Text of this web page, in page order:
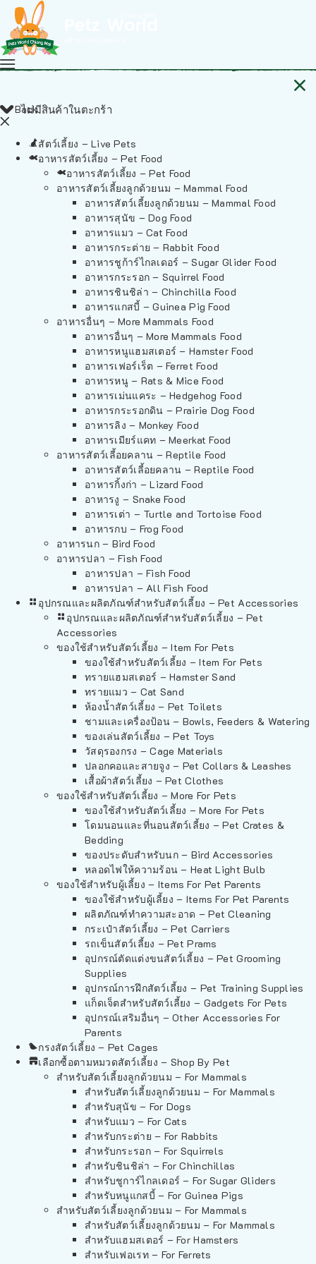
ไม่มีสินค้าในตะกร้า
Back
สัตว์เลี้ยง – Live Pets
อาหารสัตว์เลี้ยง – Pet Food
อาหารสัตว์เลี้ยง – Pet Food
อาหารสัตว์เลี้ยงลูกด้วยนม – Mammal Food
อาหารสัตว์เลี้ยงลูกด้วยนม – Mammal Food
อาหารสุนัข – Dog Food
อาหารแมว – Cat Food
อาหารกระต่าย – Rabbit Food
อาหารชูก้าร์ไกลเดอร์ – Sugar Glider Food
อาหารกระรอก – Squirrel Food
อาหารชินชิล่า – Chinchilla Food
อาหารแกสบี้ – Guinea Pig Food
อาหารอื่นๆ – More Mammals Food
อาหารอื่นๆ – More Mammals Food
อาหารหนูแฮมสเตอร์ – Hamster Food
อาหารเฟอร์เร็ต – Ferret Food
อาหารหนู – Rats & Mice Food
อาหารเม่นแคระ – Hedgehog Food
อาหารกระรอกดิน – Prairie Dog Food
อาหารลิง – Monkey Food
อาหารเมียร์แคท – Meerkat Food
อาหารสัตว์เลี้อยคลาน – Reptile Food
อาหารสัตว์เลี้อยคลาน – Reptile Food
อาหารกิ้งก่า – Lizard Food
อาหารงู – Snake Food
อาหารเต่า – Turtle and Tortoise Food
อาหารกบ – Frog Food
อาหารนก – Bird Food
อาหารปลา – Fish Food
อาหารปลา – Fish Food
อาหารปลา – All Fish Food
อุปกรณและผลิตภัณฑ์สำหรับสัตว์เลี้ยง – Pet Accessories
อุปกรณและผลิตภัณฑ์สำหรับสัตว์เลี้ยง – Pet
Accessories
ของใช้สำหรับสัตว์เลี้ยง – Item For Pets
ของใช้สำหรับสัตว์เลี้ยง – Item For Pets
ทรายแฮมสเตอร์ – Hamster Sand
ทรายแมว – Cat Sand
ห้องน้ำสัตว์เลี้ยง – Pet Toilets
ชามและเครื่องป้อน – Bowls, Feeders & Watering
ของเล่นสัตว์เลี้ยง – Pet Toys
วัสดุรองกรง – Cage Materials
ปลอกคอและสายจูง – Pet Collars & Leashes
เสื้อผ้าสัตว์เลี้ยง – Pet Clothes
ของใช้สำหรับสัตว์เลี้ยง – More For Pets
ของใช้สำหรับสัตว์เลี้ยง – More For Pets
โดมนอนและที่นอนสัตว์เลี้ยง – Pet Crates &
Bedding
ของประดับสำหรับนก – Bird Accessories
หลอดไฟให้ความร้อน – Heat Light Bulb
ของใช้สำหรับผู้เลี้ยง – Items For Pet Parents
ของใช้สำหรับผู้เลี้ยง – Items For Pet Parents
ผลิตภัณฑ์ทำความสะอาด – Pet Cleaning
กระเป๋าสัตว์เลี้ยง – Pet Carriers
รถเข็นสัตว์เลี้ยง – Pet Prams
อุปกรณ์ตัดแต่งขนสัตว์เลี้ยง – Pet Grooming
Supplies
อุปกรณ์การฝึกสัตว์เลี้ยง – Pet Training Supplies
แก็ดเจ็ตสำหรับสัตว์เลี้ยง – Gadgets For Pets
อุปกรณ์เสริมอื่นๆ – Other Accessories For
Parents
กรงสัตว์เลี้ยง – Pet Cages
เลือกซื้อตามหมวดสัตว์เลี้ยง – Shop By Pet
สำหรับสัตว์เลี้ยงลูกด้วยนม – For Mammals
สำหรับสัตว์เลี้ยงลูกด้วยนม – For Mammals
สำหรับสุนัข – For Dogs
สำหรับแมว – For Cats
สำหรับกระต่าย – For Rabbits
สำหรับกระรอก – For Squirrels
สำหรับชินชิล่า – For Chinchillas
สำหรับชูการ์ไกลเดอร์ – For Sugar Gliders
สำหรับหนูแกสบี้ – For Guinea Pigs
สำหรับสัตว์เลี้ยงลูกด้วยนม – For Mammals
สำหรับสัตว์เลี้ยงลูกด้วยนม – For Mammals
สำหรับแฮมสเตอร์ – For Hamsters
สำหรับเฟอเรท – For Ferrets